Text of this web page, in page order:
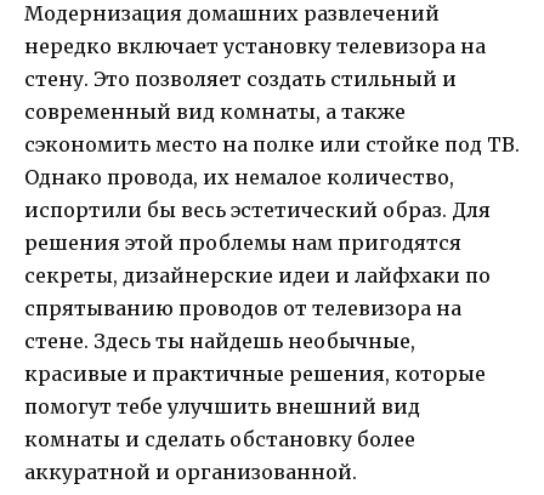
Модернизация домашних развлечений
нередко включает установку телевизора на
стену. Это позволяет создать стильный и
современный вид комнаты, а также
сэкономить место на полке или стойке под ТВ.
Однако провода, их немалое количество,
испортили бы весь эстетический образ. Для
решения этой проблемы нам пригодятся
секреты, дизайнерские идеи и лайфхаки по
спрятыванию проводов от телевизора на
стене. Здесь ты найдешь необычные,
красивые и практичные решения, которые
помогут тебе улучшить внешний вид
комнаты и сделать обстановку более
аккуратной и организованной.